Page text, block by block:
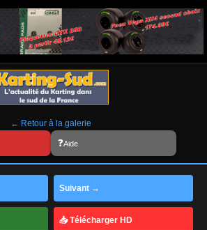
← Retour à la galerie
Aide
Suivant →
📥 Télécharger HD